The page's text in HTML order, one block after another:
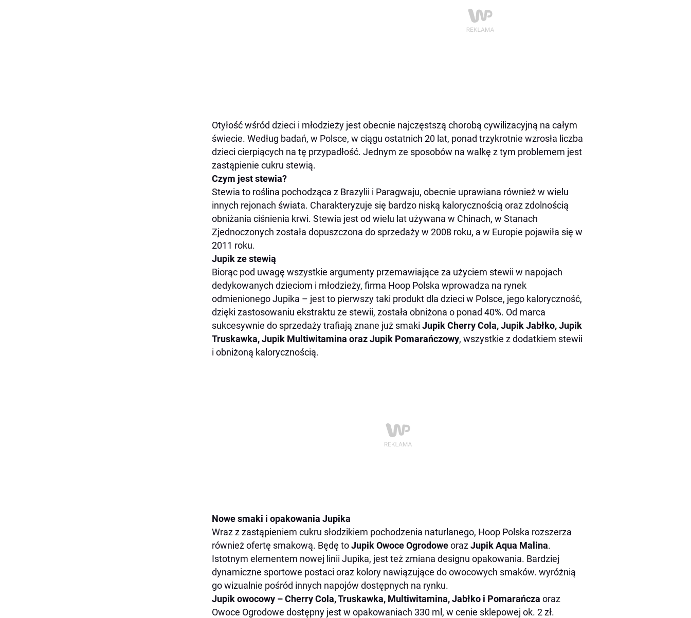
Otyłość wśród dzieci i młodzieży jest obecnie najczęstszą chorobą cywilizacyjną na całym
świecie. Według badań, w Polsce, w ciągu ostatnich 20 lat, ponad trzykrotnie wzrosła liczba
dzieci cierpiących na tę przypadłość. Jednym ze sposobów na walkę z tym problemem jest
zastąpienie cukru stewią.
Czym jest stewia?
Stewia to roślina pochodząca z Brazylii i Paragwaju, obecnie uprawiana również w wielu
innych rejonach świata. Charakteryzuje się bardzo niską kalorycznością oraz zdolnością
obniżania ciśnienia krwi. Stewia jest od wielu lat używana w Chinach, w Stanach
Zjednoczonych została dopuszczona do sprzedaży w 2008 roku, a w Europie pojawiła się w
2011 roku.
Jupik ze stewią
Biorąc pod uwagę wszystkie argumenty przemawiające za użyciem stewii w napojach
dedykowanych dzieciom i młodzieży, firma Hoop Polska wprowadza na rynek
odmienionego Jupika – jest to pierwszy taki produkt dla dzieci w Polsce, jego kaloryczność,
dzięki zastosowaniu ekstraktu ze stewii, została obniżona o ponad 40%. Od marca
sukcesywnie do sprzedaży trafiają znane już smaki Jupik Cherry Cola, Jupik Jabłko, Jupik
Truskawka, Jupik Multiwitamina oraz Jupik Pomarańczowy, wszystkie z dodatkiem stewii
i obniżoną kalorycznością.
Nowe smaki i opakowania Jupika
Wraz z zastąpieniem cukru słodzikiem pochodzenia naturlanego, Hoop Polska rozszerza
również ofertę smakową. Będę toJupik Owoce OgrodoweorazJupik Aqua Malina.
Istotnym elementem nowej linii Jupika, jest też zmiana designu opakowania. Bardziej
dynamiczne sportowe postaci oraz kolory nawiązujące do owocowych smaków. wyróżnią
go wizualnie pośród innych napojów dostępnych na rynku.
Jupik owocowy – Cherry Cola, Truskawka, Multiwitamina, Jabłko i Pomarańcza oraz
Owoce Ogrodowe dostępny jest w opakowaniach 330 ml, w cenie sklepowej ok. 2 zł.